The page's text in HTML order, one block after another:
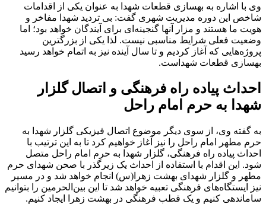
وی با اشاره به بهسازی قطعات شهدا به عنوان یکی از اقدامات
شاخص این دوره مدیریت شهری گفت: بی تردید شهدا مفاخر و
هویت ما هستند و مزار آنها گنجینه‌ای برای آیندگان خواهد بود؛ اما
وضعیت فعلی شرایط مناسبی نیست. لذا یکی از بزرگترین
پروژه‌هایی که آغاز کردیم و تا سال آینده نیز به اتمام خواهد رسید
بهسازی قطعات شهداست.
احداث پیاده راه فرهنگی و اتصال گلزار
شهدا به حرم امام راحل
به گفته وی، از سوی دیگر موضوع اتصال فیزیکی گلزار شهدا به
حرم مطهر امام راحل را نیز آغاز خواهیم کرد تا به این ترتیب با
احداث پیاده راه فرهنگی، گلزار شهدا به حرم امام راحل متصل
شود. این اقدام با استفاده از احداث یک زیرگذر با صحن شهدای حرم
مطهر و گلزار شهدای بهشت زهرا(س) انجام خواهد شد و در مسیر
نیز ایستگاه‌های فرهنگی تعبیه خواهد شد تا این بین‌الحرمین را بتوانیم
ساماندهی کنیم و یک قطب فرهنگی در بهشت زهرا ایجاد کنیم.